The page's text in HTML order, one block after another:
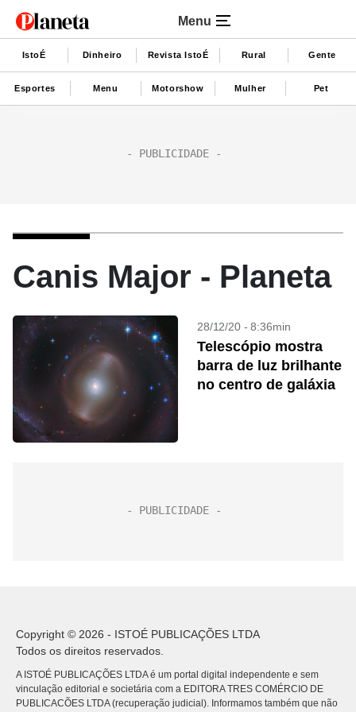
Menu
IstoÉ Dinheiro Revista IstoÉ Rural Gente
Esportes Menu Motorshow Mulher Pet
Canis Major - Planeta
28/12/20 - 8:36min
Telescópio mostra
barra de luz brilhante
no centro de galáxia
Copyright © 2026 - ISTOÉ PUBLICAÇÕES LTDA
Todos os direitos reservados.
A ISTOÉ PUBLICAÇÕES LTDA é um portal digital independente e sem
vinculação editorial e societária com a EDITORA TRES COMÉRCIO DE
PUBLICACÕES LTDA (recuperação judicial). Informamos também que não